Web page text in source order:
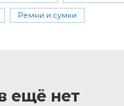
Ремни и сумки
ещё нет